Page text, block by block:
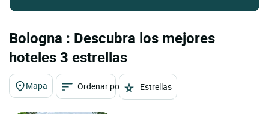
Bologna : Descubra los mejores
hoteles 3 estrellas
Mapa Ordenar por Estrellas